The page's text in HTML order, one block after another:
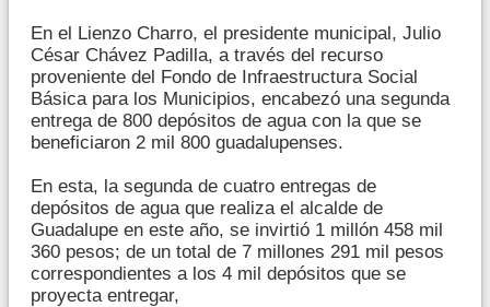
En el Lienzo Charro, el presidente municipal, Julio
César Chávez Padilla, a través del recurso
proveniente del Fondo de Infraestructura Social
Básica para los Municipios, encabezó una segunda
entrega de 800 depósitos de agua con la que se
beneficiaron 2 mil 800 guadalupenses.
En esta, la segunda de cuatro entregas de
depósitos de agua que realiza el alcalde de
Guadalupe en este año, se invirtió 1 millón 458 mil
360 pesos; de un total de 7 millones 291 mil pesos
correspondientes a los 4 mil depósitos que se
proyecta entregar,